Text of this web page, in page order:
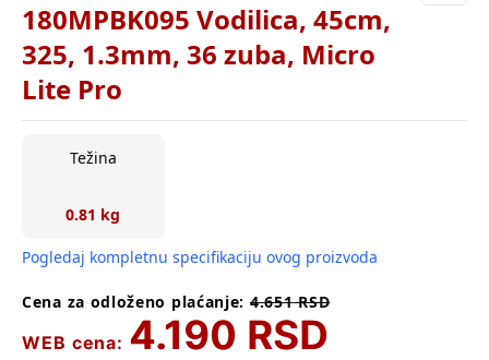
180MPBK095 Vodilica, 45cm,
325, 1.3mm, 36 zuba, Micro
Lite Pro
Težina
0.81 kg
Pogledaj kompletnu specifikaciju ovog proizvoda
Cena za odloženo plaćanje: 4.651RSD
WEB cena: 4.190 RSD